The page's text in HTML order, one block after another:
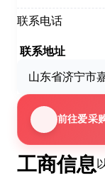
工商信息
联系电话
联系地址
山东省济宁市
前往爱采